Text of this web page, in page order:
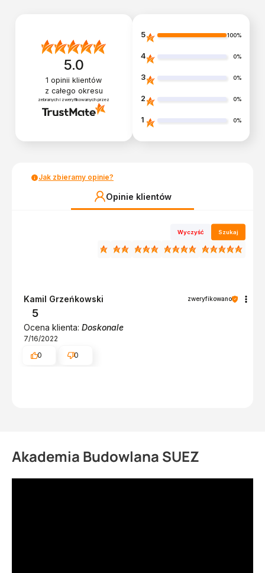
5.0
1 opinii klientów
z całego okresu
zebranych i zweryfikowanych przez
5 100%
4 0%
3 0%
2 0%
1 0%
Jak zbieramy opinie?
Opinie klientów
Wyczyść Szukaj
Kamil Grzeńkowski zweryfikowano
5
Ocena klienta: Doskonale
7/16/2022
0
0
Akademia Budowlana SUEZ